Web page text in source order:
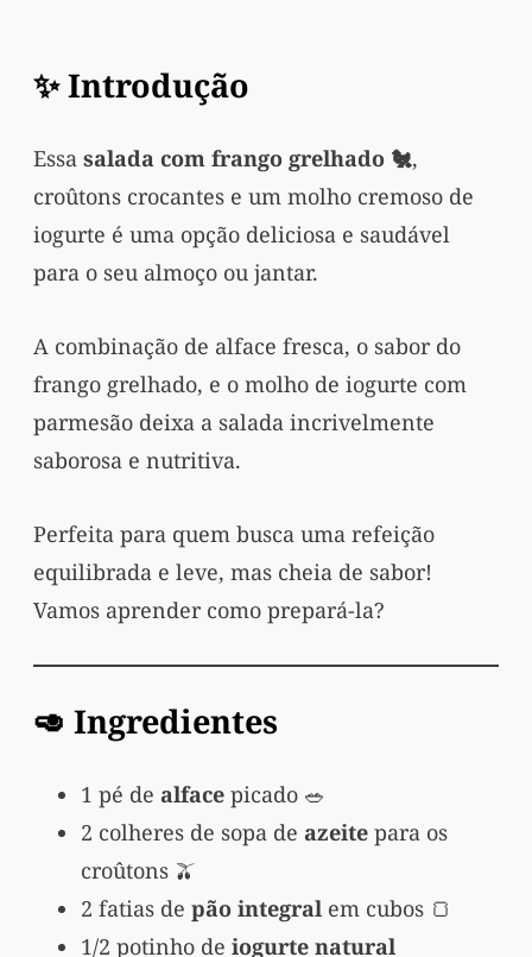
✨ Introdução
Essa salada com frango grelhado 🐔,
croûtons crocantes e um molho cremoso de
iogurte é uma opção deliciosa e saudável
para o seu almoço ou jantar.
A combinação de alface fresca, o sabor do
frango grelhado, e o molho de iogurte com
parmesão deixa a salada incrivelmente
saborosa e nutritiva.
Perfeita para quem busca uma refeição
equilibrada e leve, mas cheia de sabor!
Vamos aprender como prepará-la?
🥑 Ingredientes
1 pé de alface picado 🥗
2 colheres de sopa de azeite para os
croûtons 🫒
2 fatias de pão integral em cubos 🍞
1/2 potinho de iogurte natural